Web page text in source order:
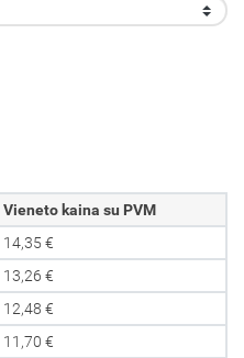
Vieneto kaina su PVM
14,35 €
13,26 €
12,48 €
11,70 €